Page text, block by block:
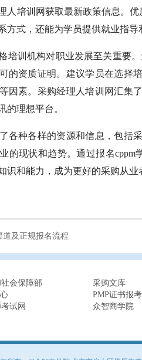
人培训网获取最新政策信息。
方式，还能为学员提供就业指导
培训机构对职业发展至关重要
的资质证明。建议学员在选择
因素。采购经理人培训网汇集
的理想平台。
各种各样的资源和信息，包括
的现状和趋势。通过报名cppm
识和能力，成为更好的采购从业
道及正规报名流程
会保障部 采购文库
PMP证书报
试网
众智商学院